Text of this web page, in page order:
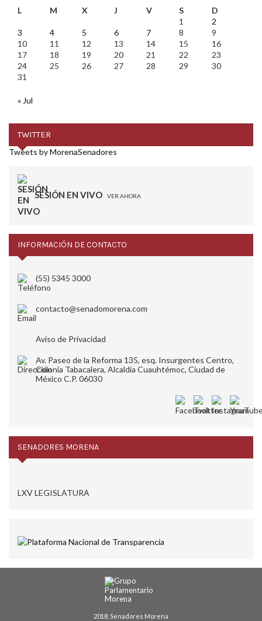
L
M X J V S
D
1
2
3
4 5 6 7 8
9
10
11 12 13 14 15
16
17
18 19 20 21 22
23
24
25 26 27 28 29
30
31
« Jul
TWITTER
Tweets by MorenaSenadores
SESIÓN EN VIVO VER AHORA
INFORMACIÓN DE CONTACTO
(55) 5345 3000
contacto@senadomorena.com
Aviso de Privacidad
Av. Paseo de la Reforma 135, esq. Insurgentes Centro,
Colonia Tabacalera, Alcaldía Cuauhtémoc, Ciudad de
México C.P. 06030
SENADORES MORENA
LXV LEGISLATURA
2018, Senadores Morena